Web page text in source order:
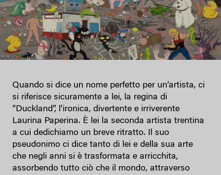
Quando si dice un nome perfetto per un’artista, ci
si riferisce sicuramente a lei, la regina di
“Duckland”, l’ironica, divertente e irriverente
Laurina Paperina. È lei la seconda artista trentina
a cui dedichiamo un breve ritratto. Il suo
pseudonimo ci dice tanto di lei e della sua arte
che negli anni si è trasformata e arricchita,
assorbendo tutto ciò che il mondo, attraverso